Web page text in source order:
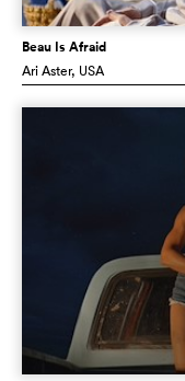
Beau Is Afraid
Ari Aster, USA